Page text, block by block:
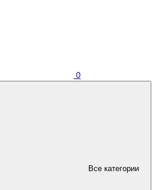
0
Все категории